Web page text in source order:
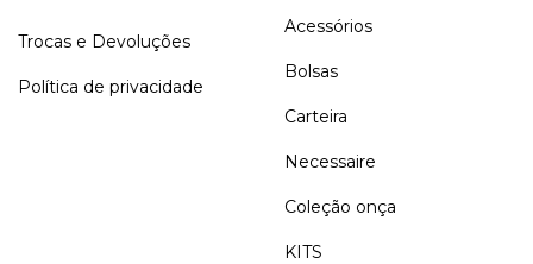
Trocas e Devoluções
Política de privacidade
Acessórios
Bolsas
Carteira
Necessaire
Coleção onça
KITS